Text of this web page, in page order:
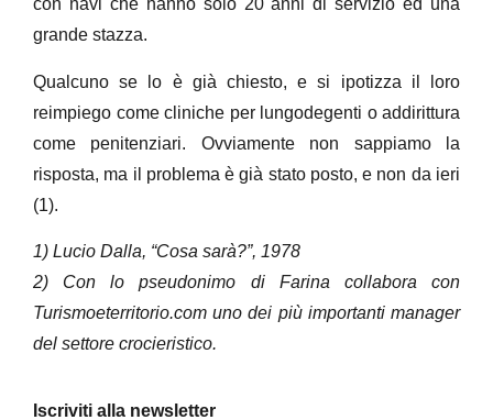
con navi che hanno solo 20 anni di servizio ed una
grande stazza.
Qualcuno se lo è già chiesto, e si ipotizza il loro
reimpiego come cliniche per lungodegenti o addirittura
come penitenziari. Ovviamente non sappiamo la
risposta, ma il problema è già stato posto, e non da ieri
(1).
1) Lucio Dalla, “Cosa sarà?”, 1978
2) Con lo pseudonimo di Farina collabora con
Turismoeterritorio.com uno dei più importanti manager
del settore crocieristico.
Iscriviti alla newsletter